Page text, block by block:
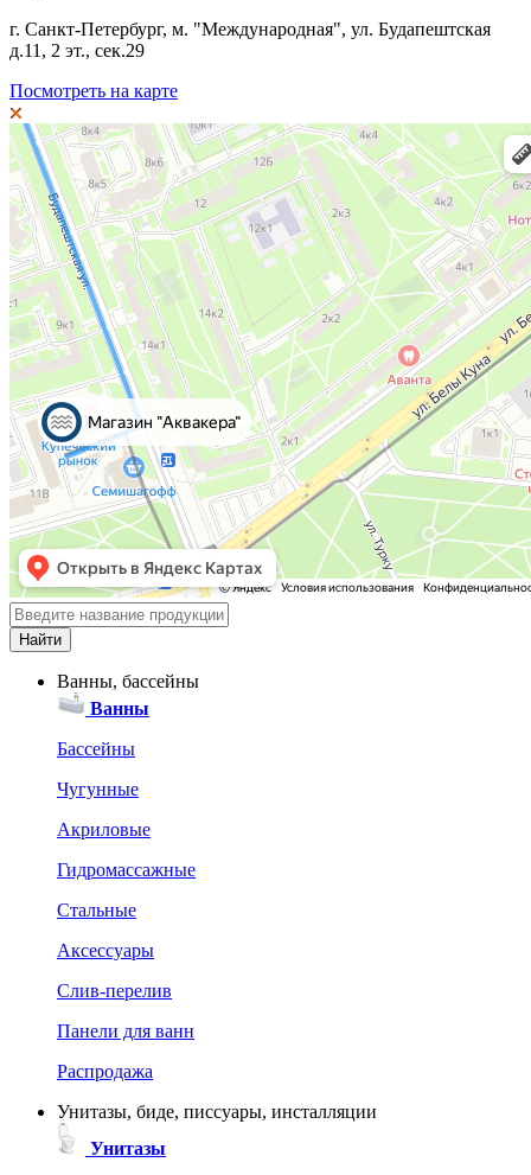
г. Санкт-Петербург, м. "Международная", ул. Будапештская
д.11, 2 эт., сек.29
Посмотреть на карте
Ванны, бассейны
Ванны
Бассейны
Чугунные
Акриловые
Гидромассажные
Стальные
Аксессуары
Слив-перелив
Панели для ванн
Распродажа
Унитазы, биде, писсуары, инсталляции
Унитазы